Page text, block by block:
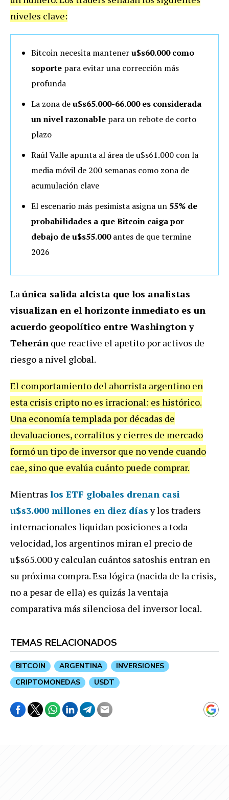
niveles clave:
Bitcoin necesita manteneru$s60.000 como
soporte para evitar una corrección más
profunda
La zona deu$s65.000-66.000 es considerada
un nivel razonable para un rebote de corto
plazo
Raúl Valle apunta al área de u$s61.000 con la
media móvil de 200 semanas como zona de
acumulación clave
El escenario más pesimista asigna un 55% de
probabilidades a que Bitcoin caiga por
debajo de u$s55.000antes de que termine
2026
La única salida alcista que los analistas
visualizan en el horizonte inmediato es un
acuerdo geopolítico entre Washington y
Teherán que reactive el apetito por activos de
riesgo a nivel global.
El comportamiento del ahorrista argentino en
esta crisis cripto no es irracional: es histórico.
Una economía templada por décadas de
devaluaciones, corralitos y cierres de mercado
formó un tipo de inversor que no vende cuando
cae, sino que evalúa cuánto puede comprar.
Mientras los ETF globales drenan casi
u$s3.000 millones en diez díasy los traders
internacionales liquidan posiciones a toda
velocidad, los argentinos miran el precio de
u$s65.000 y calculan cuántos satoshis entran en
su próxima compra. Esa lógica (nacida de la crisis,
no a pesar de ella) es quizás la ventaja
comparativa más silenciosa del inversor local.
TEMAS RELACIONADOS
BITCOIN ARGENTINA
INVERSIONES
CRIPTOMONEDAS
USDT